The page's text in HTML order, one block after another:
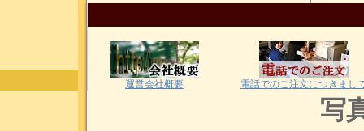
運営会社概要 電話でのご注文につきまし
写